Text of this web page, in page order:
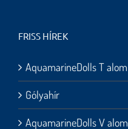
FRISS HÍREK
AquamarineDolls T alom
Gólyahír
AquamarineDolls V alom